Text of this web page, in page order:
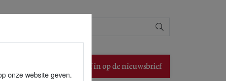
Schrijf in op de nieuwsbrief
onze website geven.